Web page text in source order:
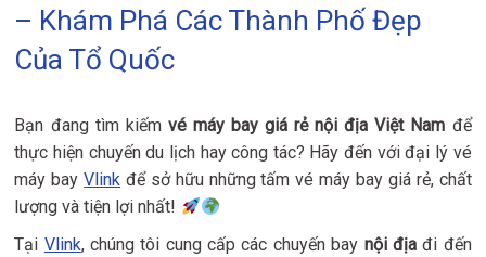
– Khám Phá Các Thành Phố Đẹp
Của Tổ Quốc
Bạn đang tìm kiếm vé máy bay giá rẻ nội địa Việt Nam để
thực hiện chuyến du lịch hay công tác? Hãy đến với đại lý vé
máy bayVlink để sở hữu những tấm vé máy bay giá rẻ, chất
lượng và tiện lợi nhất!
Tại Vlink, chúng tôi cung cấp các chuyến bay nội địađi đến